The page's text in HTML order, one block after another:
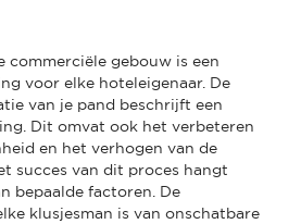
commerciële gebouw is een
voor elke hoteleigenaar. De
van je pand beschrijft een
Dit omvat ook het verbeteren
en het verhogen van de
succes van dit proces hangt
bepaalde factoren. De
klusjesman is van onschatbare